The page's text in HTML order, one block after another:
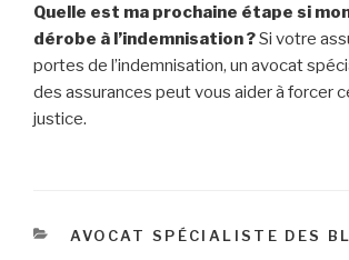
Quelle est ma prochaine étape si
dérobe à l’indemnisation ?Si votre
portes de l’indemnisation, un avocat
des assurances peut vous aider à forcer
justice.
CATÉGORIES
AVOCAT SPÉCIALISTE DES